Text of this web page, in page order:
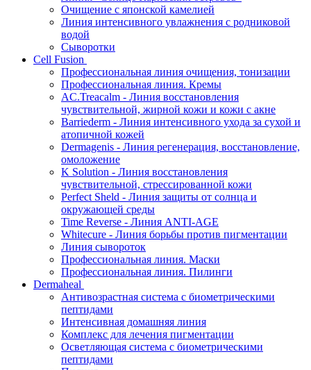
Очищение с японской камелией
Линия интенсивного увлажнения с родниковой
водой
Сыворотки
Cell Fusion
Профессиональная линия очищения, тонизации
Профессиональная линия. Кремы
AC.Treacalm - Линия восстановления
чувствительной, жирной кожи и кожи с акне
Barriederm - Линия интенсивного ухода за сухой и
атопичной кожей
Dermagenis - Линия регенерация, восстановление,
омоложение
K Solution - Линия восстановления
чувствительной, стрессированной кожи
Perfect Sheld - Линия защиты от солнца и
окружающей среды
Time Reverse - Линия ANTI-AGE
Whitecure - Линия борьбы против пигментации
Линия сывороток
Профессиональная линия. Маски
Профессиональная линия. Пилинги
Dermaheal
Антивозрастная система с биометрическими
пептидами
Интенсивная домашняя линия
Комплекс для лечения пигментации
Осветляющая система с биометрическими
пептидами